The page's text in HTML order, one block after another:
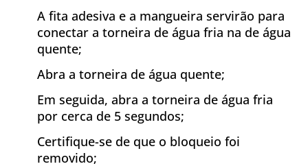
A fita adesiva e a mangueira servirão para
conectar a torneira de água fria na de água
quente;
Abra a torneira de água quente;
Em seguida, abra a torneira de água fria
por cerca de 5 segundos;
Certifique-se de que o bloqueio foi
removido;